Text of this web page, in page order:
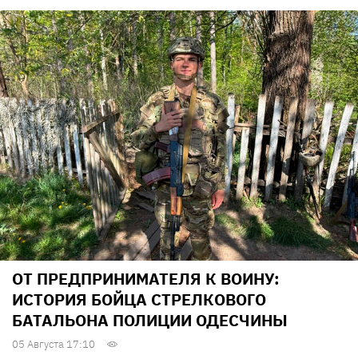
ОТ ПРЕДПРИНИМАТЕЛЯ К ВОИНУ:
ИСТОРИЯ БОЙЦА СТРЕЛКОВОГО
БАТАЛЬОНА ПОЛИЦИИ ОДЕСЧИНЫ
05 Августа 17:10